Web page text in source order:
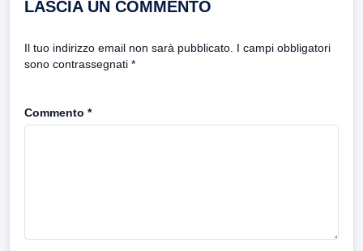
LASCIA UN COMMENTO
Il tuo indirizzo email non sarà pubblicato. I campi obbligatori
sono contrassegnati *
Commento *